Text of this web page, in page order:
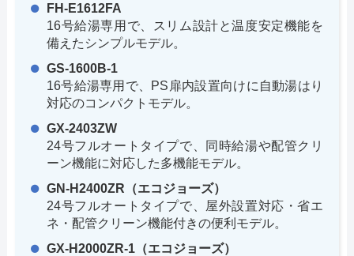
FH-E1612FA
16号給湯専用で、スリム設計と温度安定機能を
備えたシンプルモデル。
GS-1600B-1
16号給湯専用で、PS扉内設置向けに自動湯はり
対応のコンパクトモデル。
GX-2403ZW
24号フルオートタイプで、同時給湯や配管クリ
ーン機能に対応した多機能モデル。
GN-H2400ZR（エコジョーズ）
24号フルオートタイプで、屋外設置対応・省エ
ネ・配管クリーン機能付きの便利モデル。
GX-H2000ZR-1（エコジョーズ）